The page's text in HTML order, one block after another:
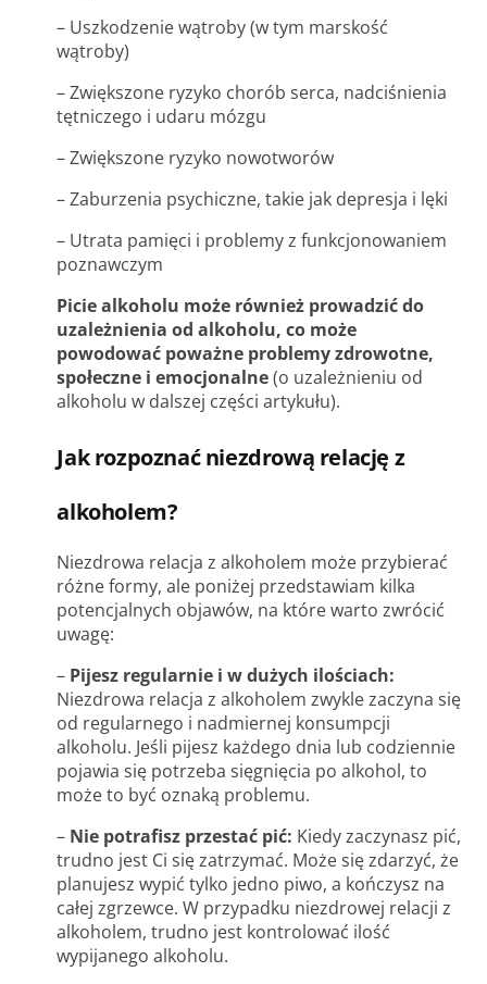
– Uszkodzenie wątroby (w tym marskość
wątroby)
– Zwiększone ryzyko chorób serca, nadciśnienia
tętniczego i udaru mózgu
– Zwiększone ryzyko nowotworów
– Zaburzenia psychiczne, takie jak depresja i lęki
– Utrata pamięci i problemy z funkcjonowaniem
poznawczym
Picie alkoholu może również prowadzić do
uzależnienia od alkoholu, co może
powodować poważne problemy zdrowotne,
społeczne i emocjonalne(o uzależnieniu od
alkoholu w dalszej części artykułu).
Jak rozpoznać niezdrową relację z
alkoholem?
Niezdrowa relacja z alkoholem może przybierać
różne formy, ale poniżej przedstawiam kilka
potencjalnych objawów, na które warto zwrócić
uwagę:
– Pijesz regularnie i w dużych ilościach:
Niezdrowa relacja z alkoholem zwykle zaczyna się
od regularnego i nadmiernej konsumpcji
alkoholu. Jeśli pijesz każdego dnia lub codziennie
pojawia się potrzeba sięgnięcia po alkohol, to
może to być oznaką problemu.
– Nie potrafisz przestać pić: Kiedy zaczynasz pić,
trudno jest Ci się zatrzymać. Może się zdarzyć, że
planujesz wypić tylko jedno piwo, a kończysz na
całej zgrzewce. W przypadku niezdrowej relacji z
alkoholem, trudno jest kontrolować ilość
wypijanego alkoholu.